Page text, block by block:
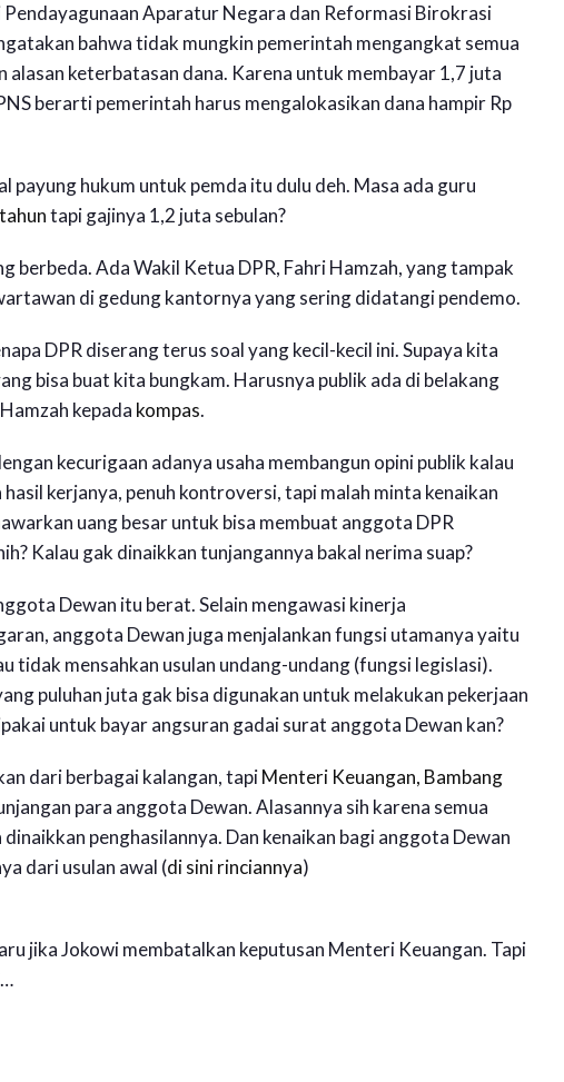
Aparatur Negara dan Reformasi Birokrasi
bahwa tidak mungkin pemerintah mengangkat semua
alasan keterbatasan dana. Karena untuk membayar 1,7 juta
berarti pemerintah harus mengalokasikan dana hampir Rp
payung hukum untuk pemda itu dulu deh. Masa ada guru
tapi gajinya 1,2 juta sebulan?
berbeda. Ada Wakil Ketua DPR, Fahri Hamzah, yang tampak
di gedung kantornya yang sering didatangi pendemo.
DPR diserang terus soal yang kecil-kecil ini. Supaya kita
bisa buat kita bungkam. Harusnya publik ada di belakang
kepada kompas.
kecurigaan adanya usaha membangun opini publik kalau
kerjanya, penuh kontroversi, tapi malah minta kenaikan
uang besar untuk bisa membuat anggota DPR
Kalau gak dinaikkan tunjangannya bakal nerima suap?
Dewan itu berat. Selain mengawasi kinerja
anggota Dewan juga menjalankan fungsi utamanya yaitu
tidak mensahkan usulan undang-undang (fungsi legislasi).
puluhan juta gak bisa digunakan untuk melakukan pekerjaan
untuk bayar angsuran gadai surat anggota Dewan kan?
dari berbagai kalangan, tapiMenteri Keuangan, Bambang
para anggota Dewan. Alasannya sih karena semua
penghasilannya. Dan kenaikan bagi anggota Dewan
dari usulan awal (di sini rinciannya)
jika Jokowi membatalkan keputusan Menteri Keuangan. Tapi